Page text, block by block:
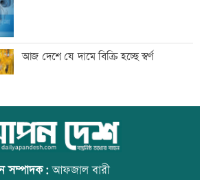
ব্যতিক্রমী দৃষ্টান্ত স্থাপন করলেন প্রতিমন্ত্রী
সুলতান সালাউদ্দিন
‘বিশ্বাস করতে চাই তিনি ডিসেম্বরে ফিরে
আইনের মুখোমুখি হবেন’
আজ দেশে যে দামে বিক্রি হচ্ছে স্বর্ণ
আজ বিশ্ব বন্ধু দিবস
সম্পাদক:আফজাল বারী